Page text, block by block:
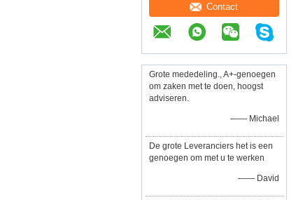
Contact
Grote mededeling., A+-genoegen
om zaken met te doen, hoogst
adviseren.
—— Michael
De grote Leveranciers het is een
genoegen om met u te werken
—— David